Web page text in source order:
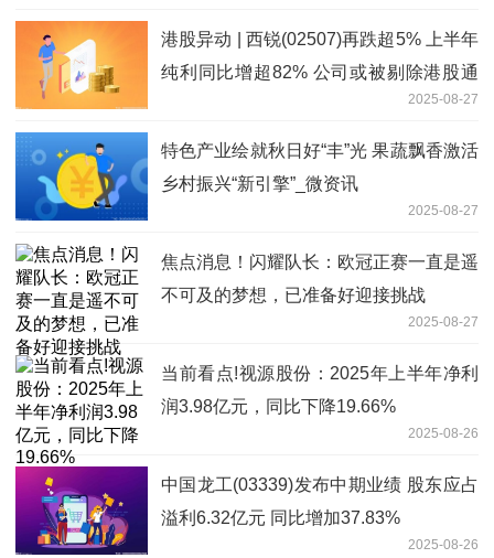
港股异动 | 西锐(02507)再跌超5% 上半年
纯利同比增超82% 公司或被剔除港股通
2025-08-27
特色产业绘就秋日好“丰”光 果蔬飘香激活
乡村振兴“新引擎”_微资讯
2025-08-27
焦点消息！闪耀队长：欧冠正赛一直是遥
不可及的梦想，已准备好迎接挑战
2025-08-27
当前看点!视源股份：2025年上半年净利
润3.98亿元，同比下降19.66%
2025-08-26
中国龙工(03339)发布中期业绩 股东应占
溢利6.32亿元 同比增加37.83%
2025-08-26